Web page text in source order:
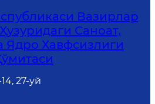
Вазирлар
Саноат,
Ядро Хавфсизлиги
27-уй